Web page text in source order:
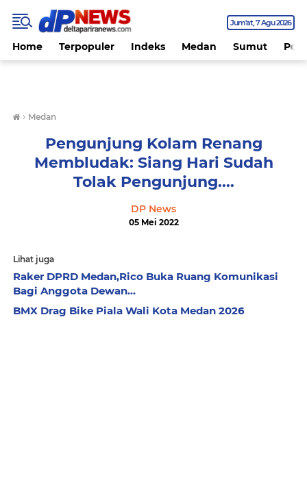
Jum'at 7 Agu 2026
Home Terpopuler Indeks Medan Sumut
› Medan
Pengunjung Kolam Renang
Membludak: Siang Hari Sudah
Tolak Pengunjung....
DP News
05 Mei 2022
Lihat juga
Raker DPRD Medan,Rico Buka Ruang Komunikasi
Bagi Anggota Dewan...
BMX Drag Bike Piala Wali Kota Medan 2026